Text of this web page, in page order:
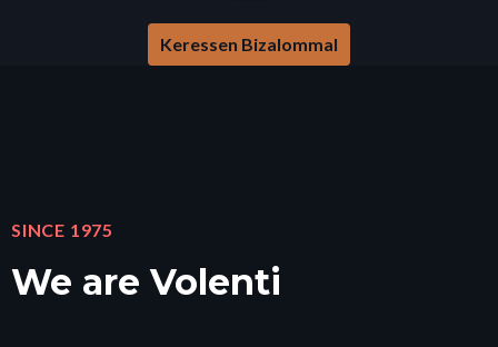
Keressen Bizalommal
SINCE 1975
We are Volenti